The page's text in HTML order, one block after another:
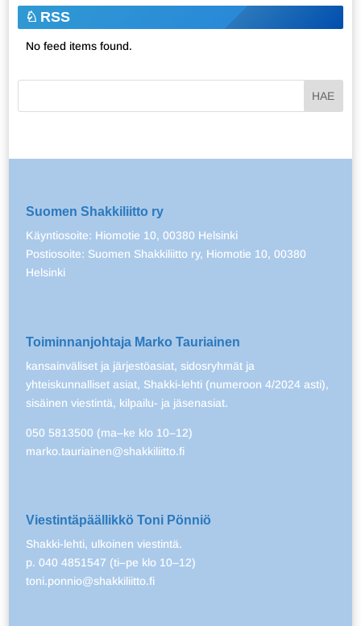
RSS
No feed items found.
Suomen Shakkiliitto ry
Käyntiosoite: Hiomotie 10, 00380 Helsinki
Postiosoite: Suomen Shakkiliitto ry, Hiomotie 10, 00380
Helsinki
Toiminnanjohtaja Marko Tauriainen
kansainväliset ja järjestöasiat, sidosryhmät ja
yhteiskunnalliset asiat, Shakki-lehti (numeroon 4/2024 asti),
sisäinen viestintä, kilpailu- ja jäsenasiat.
050 5813500 (ma–ke klo 10–12)
marko.tauriainen@shakkiliitto.fi
Viestintäpäällikkö Toni Pönniö
Shakki-lehti, ulkoinen viestintä.
p. 040 4851547 (ti–pe klo 10–12)
toni.ponnio@shakkiliitto.fi